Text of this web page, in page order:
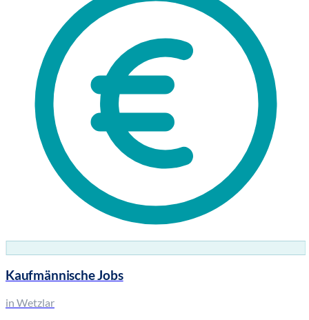
Kaufmännische Jobs
in Wetzlar